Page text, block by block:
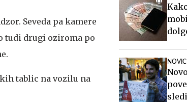
Seveda pa kamere
tudi drugi oziroma po
tablic na vozilu na